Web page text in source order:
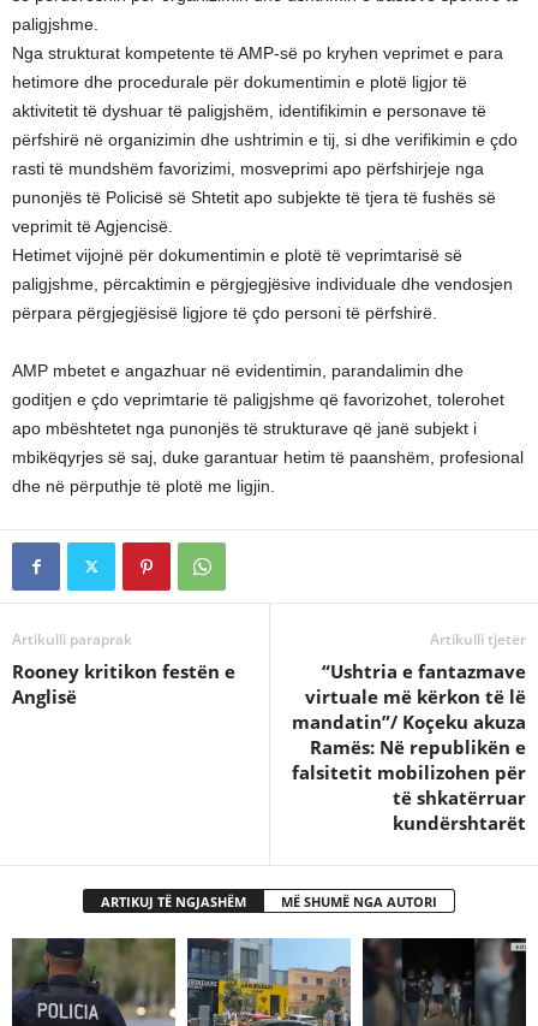
paligjshme.
Nga strukturat kompetente të AMP-së po kryhen veprimet e para
hetimore dhe procedurale për dokumentimin e plotë ligjor të
aktivitetit të dyshuar të paligjshëm, identifikimin e personave të
përfshirë në organizimin dhe ushtrimin e tij, si dhe verifikimin e çdo
rasti të mundshëm favorizimi, mosveprimi apo përfshirjeje nga
punonjës të Policisë së Shtetit apo subjekte të tjera të fushës së
veprimit të Agjencisë.
Hetimet vijojnë për dokumentimin e plotë të veprimtarisë së
paligjshme, përcaktimin e përgjegjësive individuale dhe vendosjen
përpara përgjegjësisë ligjore të çdo personi të përfshirë.
AMP mbetet e angazhuar në evidentimin, parandalimin dhe
goditjen e çdo veprimtarie të paligjshme që favorizohet, tolerohet
apo mbështetet nga punonjës të strukturave që janë subjekt i
mbikëqyrjes së saj, duke garantuar hetim të paanshëm, profesional
dhe në përputhje të plotë me ligjin.
Artikulli paraprak
Rooney kritikon festën e
Anglisë
Artikulli tjetër
“Ushtria e fantazmave
virtuale më kërkon të lë
mandatin”/ Koçeku akuza
Ramës: Në republikën e
falsitetit mobilizohen për
të shkatërruar
kundërshtarët
ARTIKUJ TË NGJASHËM MË SHUMË NGA AUTORI